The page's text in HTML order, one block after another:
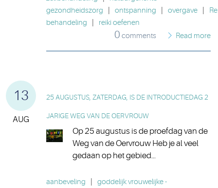
gezondheidszorg
ontspanning overgave
behandeling
reiki oefenen
0 comments Read more
13
AUG
25 AUGUSTUS, ZATERDAG, IS DE INTRODUCTIEDAG 2
JARIGE WEG VAN DE OERVROUW
Op 25 augustus is de proefdag van de
Weg van de Oervrouw Heb je al veel
gedaan op het gebied...
aanbeveling goddelijk vrouwelijke -